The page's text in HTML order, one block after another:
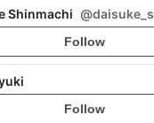
Shinmachi @daisuke_s
Follow
Follow